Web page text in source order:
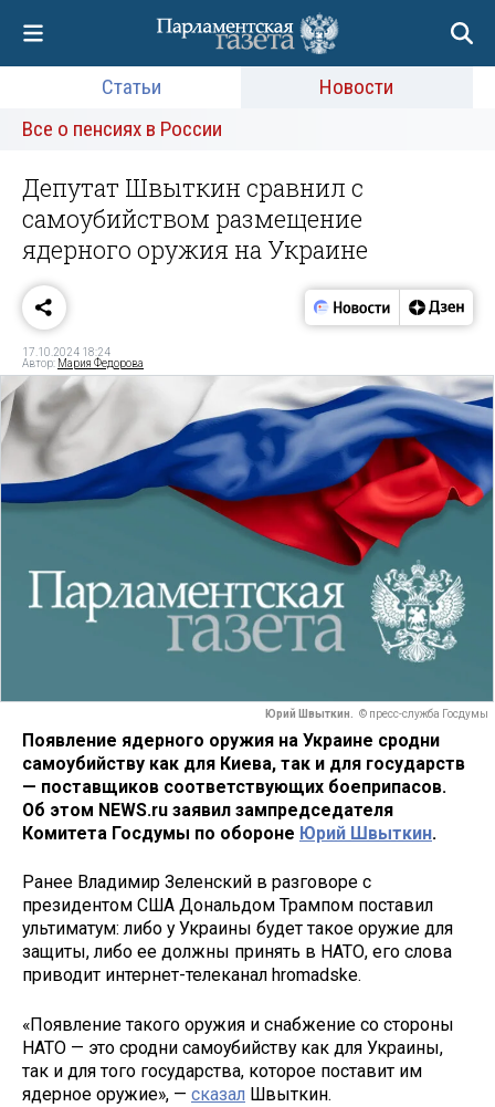
Статьи
Новости
Все о пенсиях в России
Депутат Швыткин сравнил с
самоубийством размещение
ядерного оружия на Украине
17.10.2024 18:24
Автор: Мария Федорова
Юрий Швыткин. © пресс-служба Госдумы
Появление ядерного оружия на Украине сродни
самоубийству как для Киева, так и для государств
— поставщиков соответствующих боеприпасов.
Об этом NEWS.ru заявил зампредседателя
Комитета Госдумы по обороне Юрий Швыткин.
Ранее Владимир Зеленский в разговоре с
президентом США Дональдом Трампом поставил
ультиматум: либо у Украины будет такое оружие для
защиты, либо ее должны принять в НАТО, его слова
приводит интернет-телеканал hromadske.
«Появление такого оружия и снабжение со стороны
НАТО — это сродни самоубийству как для Украины,
так и для того государства, которое поставит им
ядерное оружие», — сказал Швыткин.